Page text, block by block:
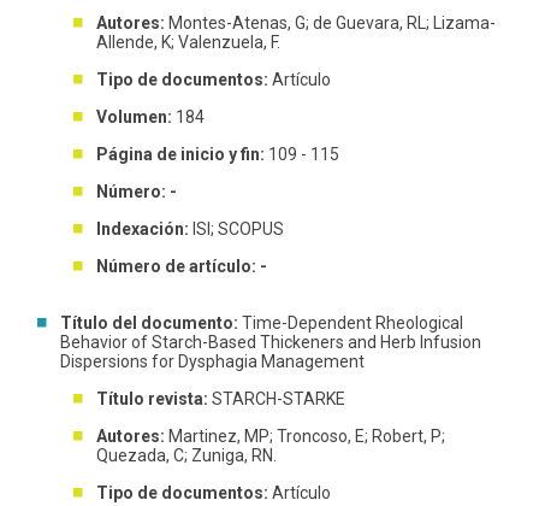
Autores: Montes-Atenas, G; de Guevara, RL; Lizama-
Allende, K; Valenzuela, F.
Tipo de documentos: Artículo
Volumen: 184
Página de inicio y fin: 109 - 115
Número: -
Indexación: ISI; SCOPUS
Número de artículo: -
Título del documento: Time-Dependent Rheological
Behavior of Starch-Based Thickeners and Herb Infusion
Dispersions for Dysphagia Management
Título revista: STARCH-STARKE
Autores: Martinez, MP; Troncoso, E; Robert, P;
Quezada, C; Zuniga, RN.
Tipo de documentos: Artículo